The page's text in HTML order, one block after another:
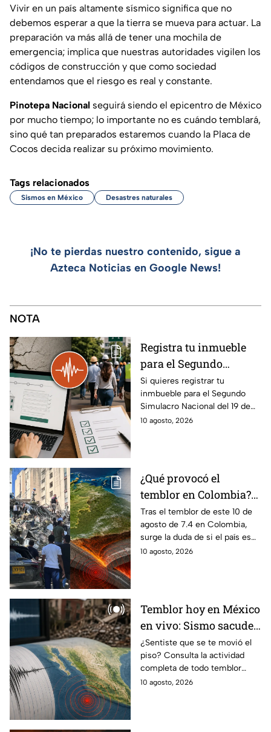
Vivir en un país altamente sísmico significa que no
debemos esperar a que la tierra se mueva para actuar. La
preparación va más allá de tener una mochila de
emergencia; implica que nuestras autoridades vigilen los
códigos de construcción y que como sociedad
entendamos que el riesgo es real y constante.
Pinotepa Nacional seguirá siendo el epicentro de México
por mucho tiempo; lo importante no es cuándo temblará,
sino qué tan preparados estaremos cuando la Placa de
Cocos decida realizar su próximo movimiento.
Tags relacionados
Sismos en México Desastres naturales
¡No te pierdas nuestro contenido, sigue a
Azteca Noticias en Google News!
NOTA
Registra tu inmueble
para el Segundo
Simulacro Nacional del
19 de septiembre:
Requisitos, formulario
y revalidación
Si quieres registrar tu
inmbueble para el Segundo
Simulacro Nacional del 19 de
septiembre, te damos la guía
10 agosto, 2026
¿Qué provocó el
temblor en Colombia?
Estas son las placas
tectónicas y fallas
geológicas detrás de los
2 mil 500 sismos que
Tras el temblor de este 10 de
agosto de 7.4 en Colombia,
surge la duda de si el país es
considerado con alta
10 agosto, 2026
Temblor hoy en México
en vivo: Sismo sacude
Atoyac, Guerrero
¿Sentiste que se te movió el
piso? Consulta la actividad
completa de todo temblor
sentido en México con
10 agosto, 2026